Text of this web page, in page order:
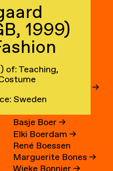
Sandra Blichert
Ossip Blits
→
Ravi Blits →
Frank Bloem
Jascha Blume
Gam Bodenhausen→
Maze de Boer
Basje Boer→
Elki Boerdam→
René Boessen
Marguerite Bones→
1999)
of: Teaching,
Sweden